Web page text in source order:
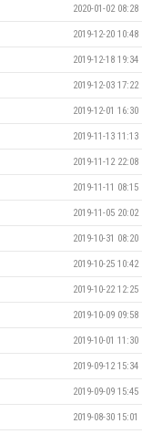
2020-01-02 08:28
2019-12-20 10:48
2019-12-18 19:34
2019-12-03 17:22
2019-12-01 16:30
2019-11-13 11:13
2019-11-12 22:08
2019-11-11 08:15
2019-11-05 20:02
2019-10-31 08:20
2019-10-25 10:42
2019-10-22 12:25
2019-10-09 09:58
2019-10-01 11:30
2019-09-12 15:34
2019-09-09 15:45
2019-08-30 15:01